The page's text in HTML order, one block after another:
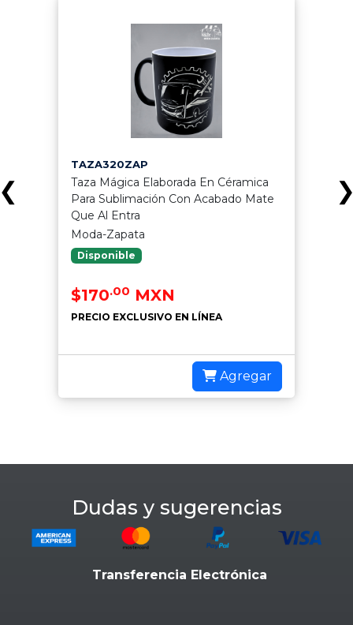
TAZA320ZAP
Taza Mágica Elaborada En Céramica
Para Sublimación Con Acabado Mate
Que Al Entra
Moda-Zapata
Disponible
$170.00 MXN
PRECIO EXCLUSIVO EN LÍNEA
Agregar
Dudas y sugerencias
Transferencia Electrónica